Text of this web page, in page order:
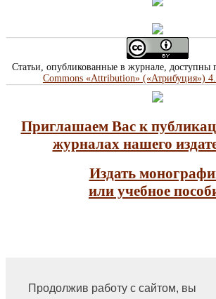
Продолжив работу с сайтом, вы
Статьи, опубликованные в журнале, доступны
Commons «Attribution» («Атрибуция»)
Приглашаем Вас к
журналах нашего
Издать
или учебное